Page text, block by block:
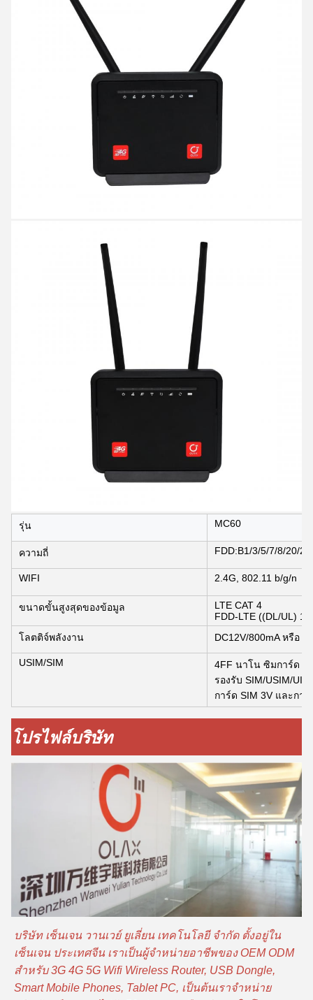
รุ่น MC60
ความถี่ FDD:B1/3/5/7/8/20/
WIFI 2.4G, 802.11 b/g/n
ขนาดขั้นสูงสุดของข้อมูล
LTE CAT 4
FDD-LTE ((DL/UL)
โลตติจ์พลังงาน
DC12V/800mA หรือ
USIM/SIM
4FF นาโน ซิมการ์ด
รองรับ SIM/USIM/
การ์ด SIM 3V และกา
โปรไฟล์บริษัท
บริษัท เซ็นเจน วานเวย์ ยูเลี่ยน เทคโนโลยี จํากัด ตั้งอยู่ใน
เซ็นเจน ประเทศจีน เราเป็นผู้จําหน่ายอาชีพของ OEM ODM
สําหรับ 3G 4G 5G Wifi Wireless Router, USB Dongle,
Smart Mobile Phones, Tablet PC, เป็นต้นเราจําหน่าย